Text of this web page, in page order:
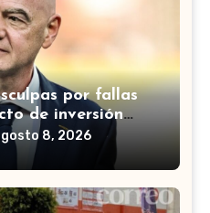
por fallas
de inversión
8, 2026